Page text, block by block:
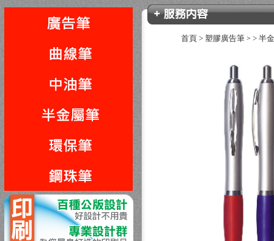
首頁 > 塑膠廣告筆 > > 半